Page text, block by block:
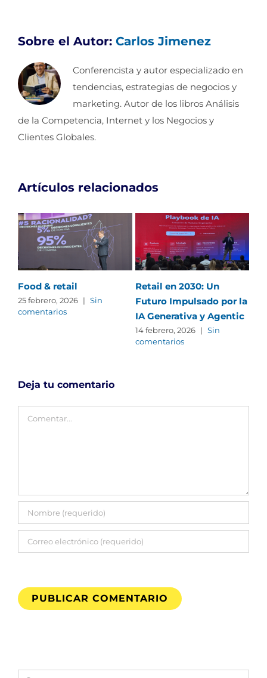
Sobre el Autor: Carlos Jimenez
Conferencista y autor especializado en
tendencias, estrategias de negocios y
marketing. Autor de los libros Análisis
de la Competencia, Internet y los Negocios y
Clientes Globales.
Artículos relacionados
Food & retail
25 febrero, 2026 | Sin
comentarios
Retail en 2030: Un
Futuro Impulsado por la
IA Generativa y Agentic
14 febrero, 2026 | Sin
comentarios
Deja tu comentario
Comentar